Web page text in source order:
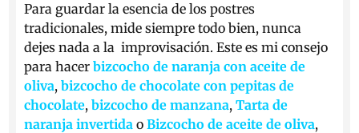
Para guardar la esencia de los postres
tradicionales, mide siempre todo bien, nunca
dejes nada a la improvisación. Este es mi consejo
para hacerbizcocho de naranja con aceite de
oliva,bizcocho de chocolate con pepitas de
chocolate,bizcocho de manzana,Tarta de
naranja invertida oBizcocho de aceite de oliva,